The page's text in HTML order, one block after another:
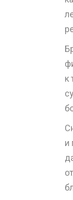
к
и